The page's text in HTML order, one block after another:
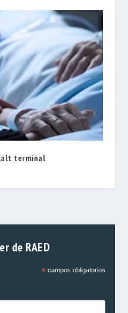
terminal
de RAED
*campos obligatorios